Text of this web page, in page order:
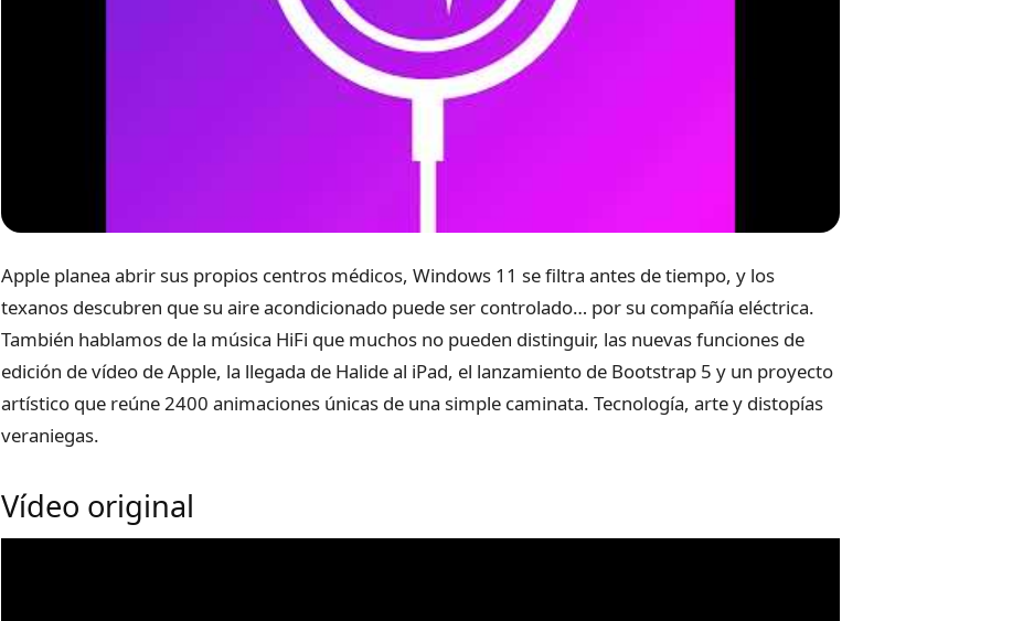
Apple planea abrir sus propios centros médicos, Windows 11 se filtra antes de tiempo, y los
texanos descubren que su aire acondicionado puede ser controlado… por su compañía eléctrica.
También hablamos de la música HiFi que muchos no pueden distinguir, las nuevas funciones de
edición de vídeo de Apple, la llegada de Halide al iPad, el lanzamiento de Bootstrap 5 y un proyecto
artístico que reúne 2400 animaciones únicas de una simple caminata. Tecnología, arte y distopías
veraniegas.
Vídeo original